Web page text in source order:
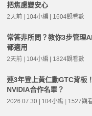
把焦慮變安心
2天前 | 104小編 | 1604觀看數
常答非所問？教你3步管理
都適用
2天前 | 104小編 | 1824觀看數
連3年登上黃仁勳GTC背板
NVIDIA合作名單？
2026.07.30 | 104小編 | 1527觀